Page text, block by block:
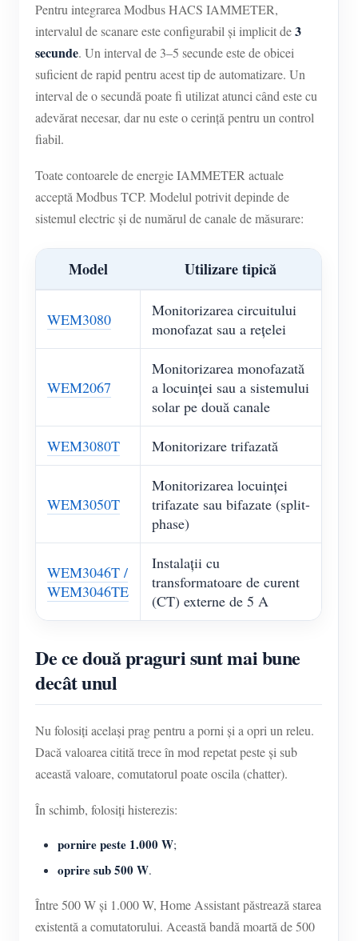
Pentru integrarea Modbus HACS IAMMETER,
intervalul de scanare este configurabil și implicit de3
secunde. Un interval de 3–5 secunde este de obicei
suficient de rapid pentru acest tip de automatizare. Un
interval de o secundă poate fi utilizat atunci când este cu
adevărat necesar, dar nu este o cerință pentru un control
fiabil.
Toate contoarele de energie IAMMETER actuale
acceptă Modbus TCP. Modelul potrivit depinde de
sistemul electric și de numărul de canale de măsurare:
Model Utilizare tipică
WEM3080
Monitorizarea circuitului
monofazat sau a rețelei
WEM2067
Monitorizarea monofazată
a locuinței sau a sistemului
solar pe două canale
WEM3080T Monitorizare trifazată
WEM3050T
Monitorizarea locuinței
trifazate sau bifazate (split-
phase)
WEM3046T /
WEM3046TE
Instalații cu
transformatoare de curent
(CT) externe de 5 A
De ce două praguri sunt mai bune
decât unul
Nu folosiți același prag pentru a porni și a opri un releu.
Dacă valoarea citită trece în mod repetat peste și sub
această valoare, comutatorul poate oscila (chatter).
În schimb, folosiți histerezis:
pornire peste 1.000 W;
oprire sub 500 W.
Între 500 W și 1.000 W, Home Assistant păstrează starea
existentă a comutatorului. Această bandă moartă de 500